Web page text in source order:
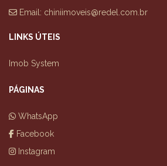
Email: chiniimoveis@redel.com.br
LINKS ÚTEIS
Imob System
PÁGINAS
WhatsApp
Facebook
Instagram